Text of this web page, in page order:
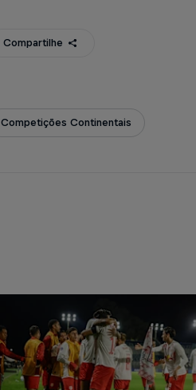
Compartilhe
Competições Continentais